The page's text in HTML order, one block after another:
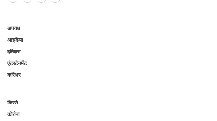
अपराध
आइडिया
इतिहास
एंटरटेनमेंट
करिअर
किस्से
कोरोना